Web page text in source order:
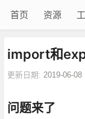
首页 资源
import和
更新日期: 2019-06-08
问题来了